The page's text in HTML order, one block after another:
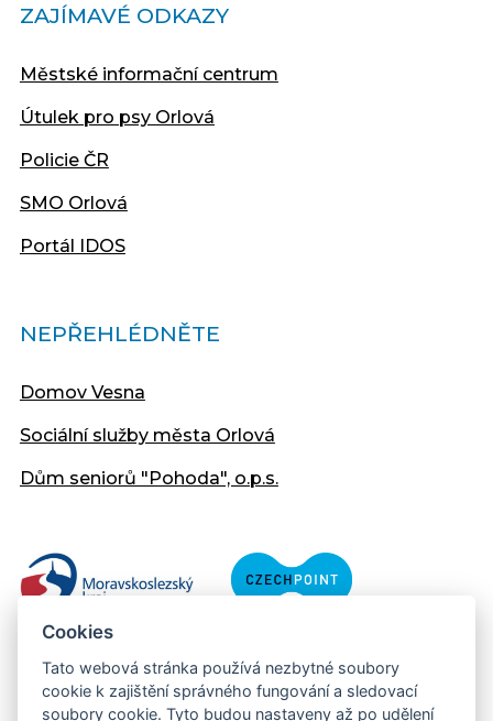
ZAJÍMAVÉ ODKAZY
Městské informační centrum
Útulek pro psy Orlová
Policie ČR
SMO Orlová
Portál IDOS
NEPŘEHLÉDNĚTE
Domov Vesna
Sociální služby města Orlová
Dům seniorů "Pohoda", o.p.s.
Cookies
Tato webová stránka používá nezbytné soubory
cookie k zajištění správného fungování a sledovací
soubory cookie. Tyto budou nastaveny až po udělení